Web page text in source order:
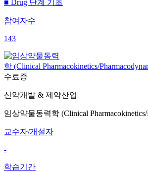
■ Drug 단계 기초
참여자수
143
수료증
신약개발 & 제약산업|
임상약물동력학 (Clinical Pharmacokinetics/
교수자/개설자
-
학습기간